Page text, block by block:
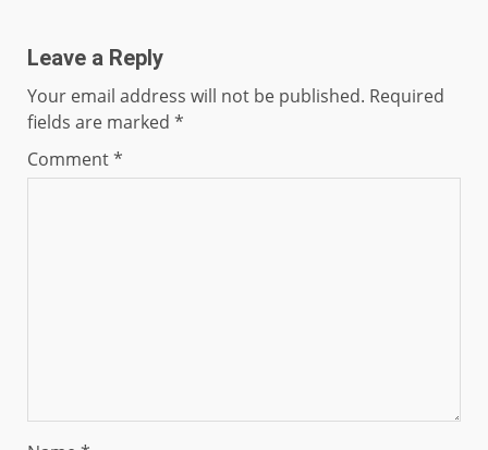
Leave a Reply
Your email address will not be published. Required
fields are marked *
Comment*